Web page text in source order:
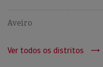
Aveiro
Ver todos os distritos